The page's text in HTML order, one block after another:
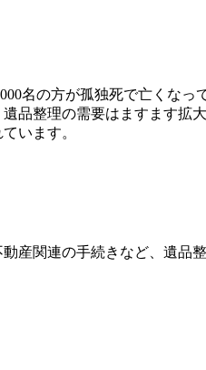
名の方が孤独死で亡くなっ
品整理の需要はますます拡
います。
産関連の手続きなど、遺